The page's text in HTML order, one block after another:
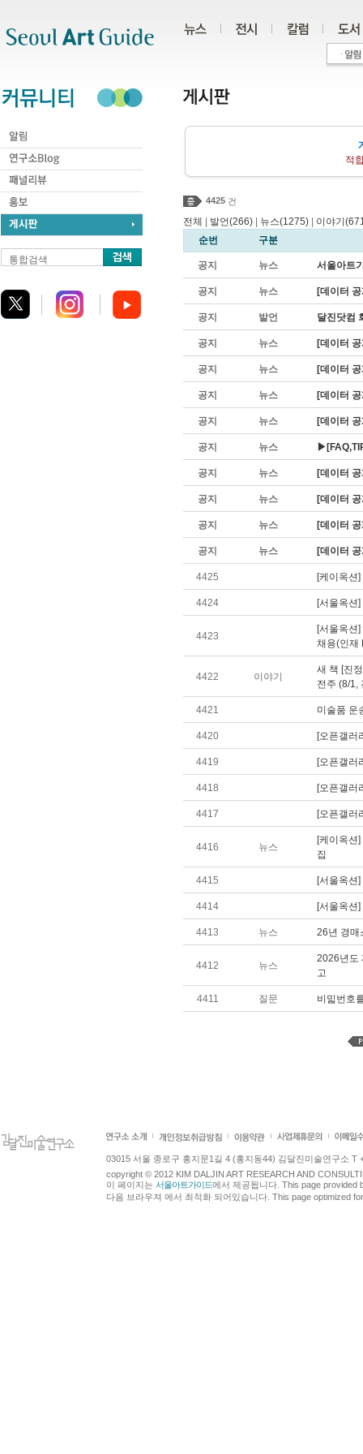
통합검색
적
4425 건
전체 발언(266) 뉴스(1275)
이야기
순번
구분
공지 뉴스 서울아트
공지 뉴스 [데이터
공지 발언 달진닷컴
공지 뉴스 [데이터
공지 뉴스 [데이터
공지 뉴스 [데이터
공지 뉴스 [데이터
공지 뉴스
공지 뉴스 [데이터
공지 뉴스 [데이터
공지 뉴스 [데이터
공지 뉴스 [데이터
4425 [케이옥션
4424 [서울옥션
4423
[서울옥션
채용(인재
4422 이야기
새 책 [진
전주 (8/1,
4421 미술품 운
4420 [오픈갤러
4419 [오픈갤러
4418 [오픈갤러
4417 [오픈갤러
4416 뉴스
[케이옥션
집
4415 [서울옥션
4414 [서울옥션
4413 뉴스 26년 경매
4412 뉴스
2026년도
고
4411 질문 비밃번호
03015 서울 종로구 홍지문1길 4 (홍지동44) 김달진미술연구소 T
copyright © 2012 KIM DALJIN ART RESEARCH AND
이 페이지는 서울아트가이드에서 제공됩니다. This page provided
다음 브라우져 에서 최적화 되어있습니다. This page optimized